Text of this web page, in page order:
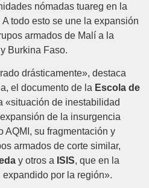
nómadas tuareg en la
todo esto se une la expansión
armados de Malí a la
Burkina Faso.
drásticamente», destaca
el documento de la Escola de
«situación de inestabilidad
de la insurgencia
AQMI, su fragmentación y
armados de corte similar,
y otros a ISIS, que en la
por la región».